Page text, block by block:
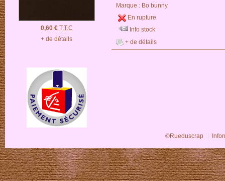
0,60 € T.T.C
+ de détails
Marque : Bo bunny
En rupture
Info stock
+ de détails
©Rueduscrap